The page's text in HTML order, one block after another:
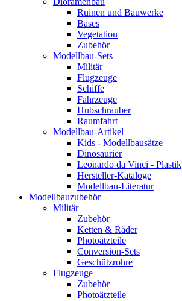
Ruinen und Bauwerke
Bases
Vegetation
Zubehör
Modellbau-Sets
Militär
Flugzeuge
Schiffe
Fahrzeuge
Hubschrauber
Raumfahrt
Modellbau-Artikel
Kids - Modellbausätze
Dinosaurier
Leonardo da Vinci - Plastik
Hersteller-Kataloge
Modellbau-Literatur
Modellbauzubehör
Militär
Zubehör
Ketten & Räder
Photoätzteile
Conversion-Sets
Geschützrohre
Flugzeuge
Zubehör
Photoätzteile